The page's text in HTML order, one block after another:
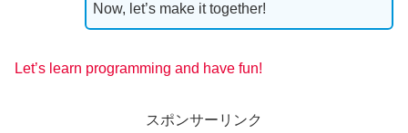
Now, let’s make it together!
Let’s learn programming and have fun!
スポンサーリンク